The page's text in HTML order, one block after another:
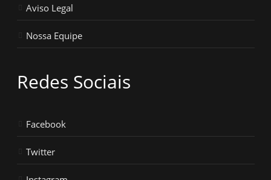
Aviso Legal
Nossa Equipe
Redes Sociais
Facebook
Twitter